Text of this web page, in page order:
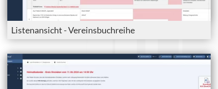
Listenansicht - Vereinsbuchreihe